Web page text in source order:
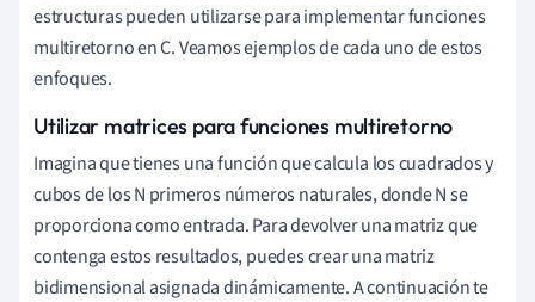
estructuras pueden utilizarse para implementar funciones
multiretorno en C. Veamos ejemplos de cada uno de estos
enfoques.
Utilizar matrices para funciones multiretorno
Imagina que tienes una función que calcula los cuadrados y
cubos de los N primeros números naturales, donde N se
proporciona como entrada. Para devolver una matriz que
contenga estos resultados, puedes crear una matriz
bidimensional asignada dinámicamente. A continuación te